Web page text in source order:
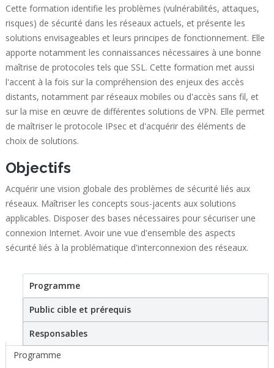
Cette formation identifie les problèmes (vulnérabilités, attaques,
risques) de sécurité dans les réseaux actuels, et présente les
solutions envisageables et leurs principes de fonctionnement. Elle
apporte notamment les connaissances nécessaires à une bonne
maîtrise de protocoles tels que SSL. Cette formation met aussi
l'accent à la fois sur la compréhension des enjeux des accès
distants, notamment par réseaux mobiles ou d'accès sans fil, et
sur la mise en œuvre de différentes solutions de VPN. Elle permet
de maîtriser le protocole IPsec et d'acquérir des éléments de
choix de solutions.
Objectifs
Acquérir une vision globale des problèmes de sécurité liés aux
réseaux. Maîtriser les concepts sous-jacents aux solutions
applicables. Disposer des bases nécessaires pour sécuriser une
connexion Internet. Avoir une vue d'ensemble des aspects
sécurité liés à la problématique d'interconnexion des réseaux.
StageProgramme(active tab)
Public cible et prérequis
Responsables
Programme